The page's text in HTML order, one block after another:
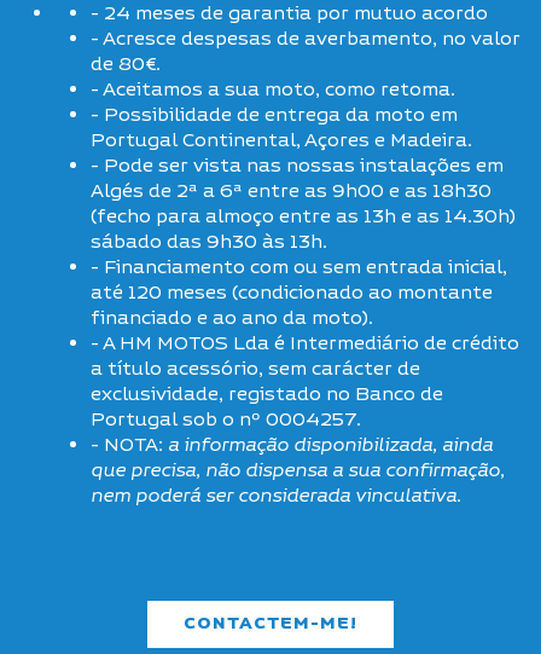
- 24 meses de garantia por mutuo acordo
- Acresce despesas de averbamento, no valor
de 80€.
- Aceitamos a sua moto, como retoma.
- Possibilidade de entrega da moto em
Portugal Continental, Açores e Madeira.
- Pode ser vista nas nossas instalações em
Algés de 2ª a 6ª entre as 9h00 e as 18h30
(fecho para almoço entre as 13h e as 14.30h)
sábado das 9h30 às 13h.
- Financiamento com ou sem entrada inicial,
até 120 meses (condicionado ao montante
financiado e ao ano da moto).
- A HM MOTOS Lda é Intermediário de crédito
a título acessório, sem carácter de
exclusividade, registado no Banco de
Portugal sob o nº 0004257.
- NOTA: a informação disponibilizada, ainda
que precisa, não dispensa a sua confirmação,
nem poderá ser considerada vinculativa.
CONTACTEM-ME!